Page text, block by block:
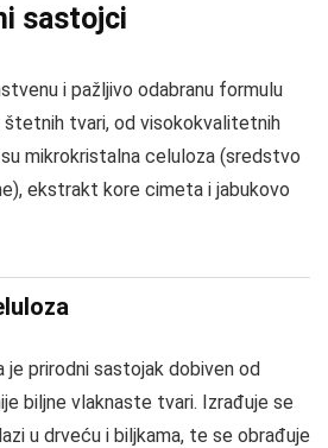
sastojci
i pažljivo odabranu formulu
štetnih tvari, od visokokvalitetnih
mikrokristalna celuloza (sredstvo
ekstrakt kore cimeta i jabukovo
je prirodni sastojak dobiven od
biljne vlaknaste tvari. Izrađuje se
u drveću i biljkama, te se obrađuje